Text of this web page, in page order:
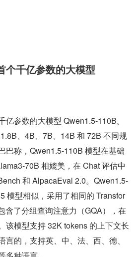
个千亿参数的大模型
亿参数的大模型 Qwen1.5-110B。
、4B、7B、14B 和 72B 不同规
巴称，Qwen1.5-110B 模型在基础
70B 相媲美，在 Chat 评估中
和 AlpacaEval 2.0。Qwen1.5-
模型相似，采用了相同的 Transfor
含了分组查询注意力（GQA），在
该模型支持 32K tokens 的上下文长
言的，支持英、中、法、西、德、